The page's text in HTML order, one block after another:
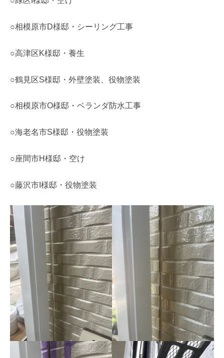
○相模原市D様邸・シーリング工事
○高津区K様邸・養生
○鶴見区S様邸・外壁塗装、役物塗装
○相模原市O様邸・ベランダ防水工事
○海老名市S様邸・役物塗装
○座間市H様邸・空け
○藤沢市I様邸・役物塗装